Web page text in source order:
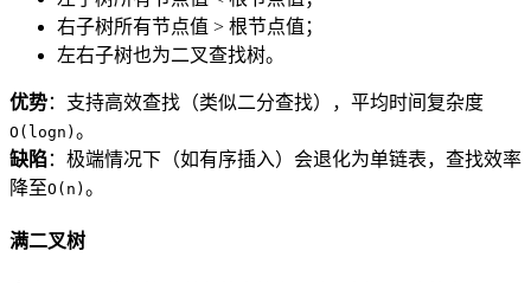
右子树所有节点值 > 根节点值；
左右子树也为二叉查找树。
优势：支持高效查找（类似二分查找），平均时间复杂度
O(logn) 。
缺陷：极端情况下（如有序插入）会退化为单链表，查找效率
降至O(n) 。
满二叉树